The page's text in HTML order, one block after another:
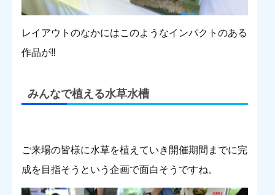
レイアウトのなかにはこのようなインパクトのある
作品が‼︎
みんなで植える水草水槽
ご来場の皆様に水草を植えていき開催期間までに完
成を目指そうという企画で面白そうですね。